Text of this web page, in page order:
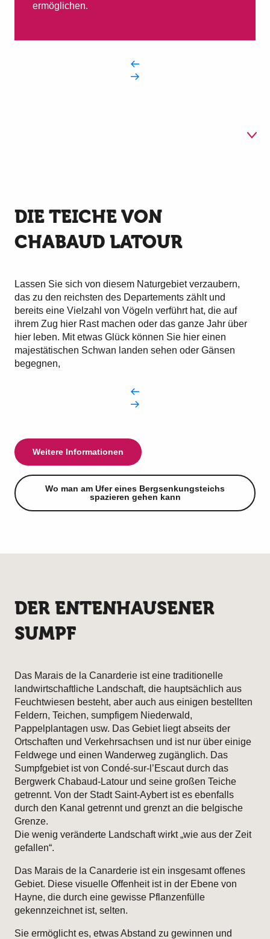
ermöglichen.
2 Der Entenhausener Sumpf
3
Vergne
4 Amaury's Teich
5
Die Sümpfe des Fosse
Saint-Pierre
DIE TEICHE VON
CHABAUD LATOUR
Lassen Sie sich von diesem Naturgebiet verzaubern,
das zu den reichsten des Departements zählt und
bereits eine Vielzahl von Vögeln verführt hat, die auf
ihrem Zug hier Rast machen oder das ganze Jahr über
hier leben. Mit etwas Glück können Sie hier einen
majestätischen Schwan landen sehen oder Gänsen
begegnen,
Weitere Informationen
Wo man am Ufer eines Bergsenkungsteichs
spazieren gehen kann
DER ENTENHAUSENER
SUMPF
Das Marais de la Canarderie ist eine traditionelle
landwirtschaftliche Landschaft, die hauptsächlich aus
Feuchtwiesen besteht, aber auch aus einigen bestellten
Feldern, Teichen, sumpfigem Niederwald,
Pappelplantagen usw. Das Gebiet liegt abseits der
Ortschaften und Verkehrsachsen und ist nur über einige
Feldwege und einen Wanderweg zugänglich. Das
Sumpfgebiet ist von Condé-sur-l’Escaut durch das
Bergwerk Chabaud-Latour und seine großen Teiche
getrennt. Von der Stadt Saint-Aybert ist es ebenfalls
durch den Kanal getrennt und grenzt an die belgische
Grenze.
Die wenig veränderte Landschaft wirkt „wie aus der Zeit
gefallen“.
Das Marais de la Canarderie ist ein insgesamt offenes
Gebiet. Diese visuelle Offenheit ist in der Ebene von
Hayne, die durch eine gewisse Pflanzenfülle
gekennzeichnet ist, selten.
Sie ermöglicht es, etwas Abstand zu gewinnen und